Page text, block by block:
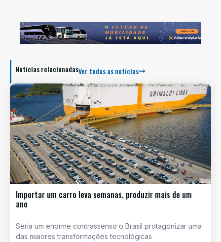
Notícias relacionadasVer todas as notícias
Importar um carro leva semanas, produzir mais de um
ano
Seria um enorme contrassenso o Brasil protagonizar uma
das maiores transformações tecnológicas